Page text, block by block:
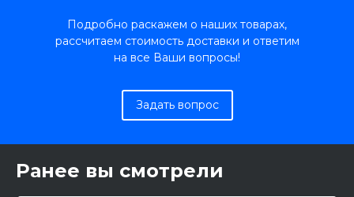
Подробно раскажем о наших товарах,
рассчитаем стоимость доставки и ответим
на все Ваши вопросы!
Задать вопрос
Ранее вы смотрели